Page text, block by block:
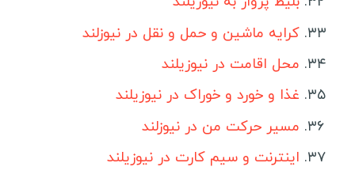
میانمار
استرالیا
ساموا
کره شمالی
کرایه ماشین و حمل و نقل در نیوزلند
محل اقامت در نیوزیلند
غذا و خورد و خوراک در نیوزیلند
مسیر حرکت من در نیوزلند
اینترنت و سیم کارت در نیوزیلند